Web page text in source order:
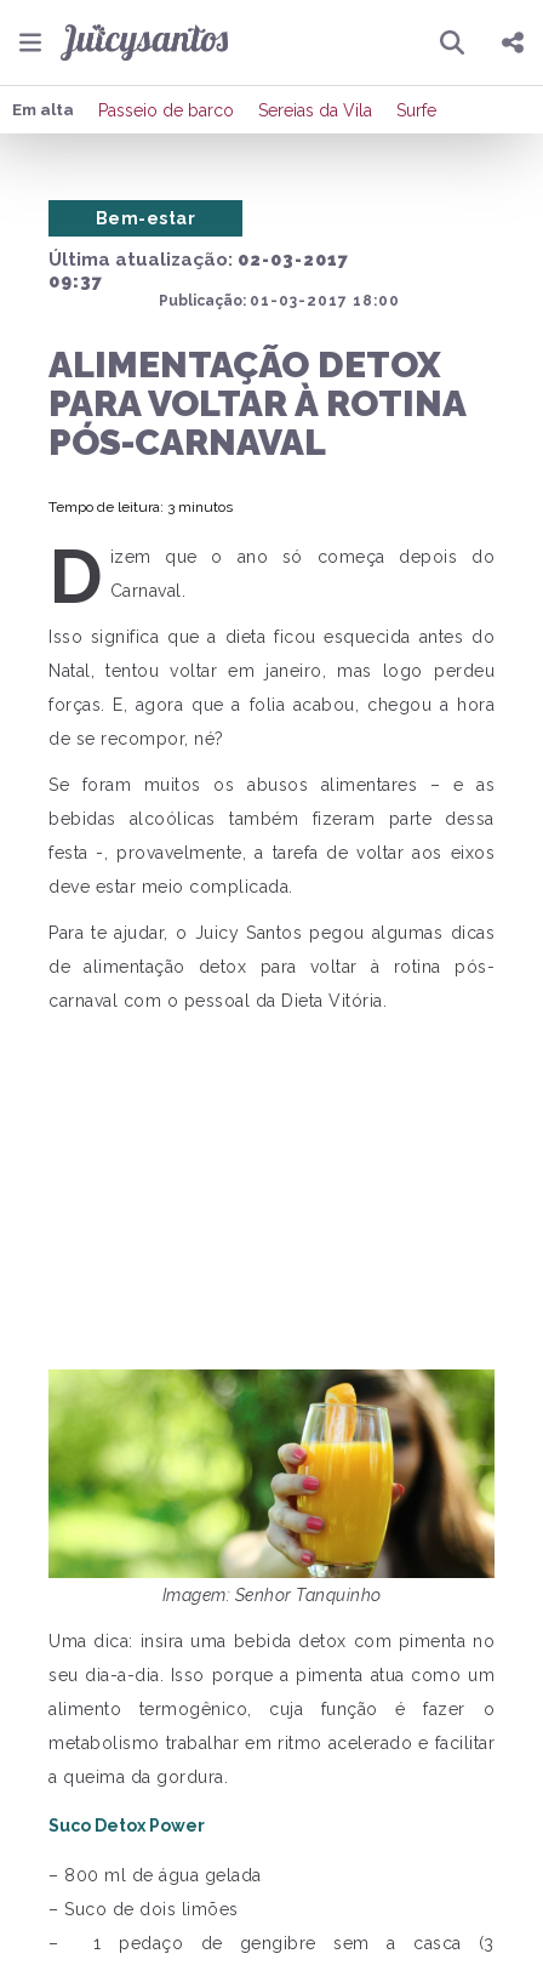
Pesquisar
Compartilhar
Em alta Passeio de barco Sereias da Vila Surfe
Última atualização: 02-03-2017
09:37
Publicação: 01-03-2017 18:00
Bem-estar
ALIMENTAÇÃO DETOX
PARA VOLTAR À ROTINA
PÓS-CARNAVAL
Tempo de leitura: 3 minutos
D izem que o ano só começa depois do
Carnaval.
Isso significa que a dieta ficou esquecida antes do
Natal, tentou voltar em janeiro, mas logo perdeu
forças. E, agora que a folia acabou, chegou a hora
de se recompor, né?
Se foram muitos os abusos alimentares – e as
bebidas alcoólicas também fizeram parte dessa
festa -, provavelmente, a tarefa de voltar aos eixos
deve estar meio complicada.
Para te ajudar, o Juicy Santos pegou algumas dicas
de alimentação detox para voltar à rotina pós-
carnaval com o pessoal da Dieta Vitória.
Imagem: Senhor Tanquinho
Uma dica: insira uma bebida detox com pimenta no
seu dia-a-dia. Isso porque a pimenta atua como um
alimento termogênico, cuja função é fazer o
metabolismo trabalhar em ritmo acelerado e facilitar
a queima da gordura.
Suco Detox Power
– 800 ml de água gelada
– Suco de dois limões
– 1 pedaço de gengibre sem a casca (3